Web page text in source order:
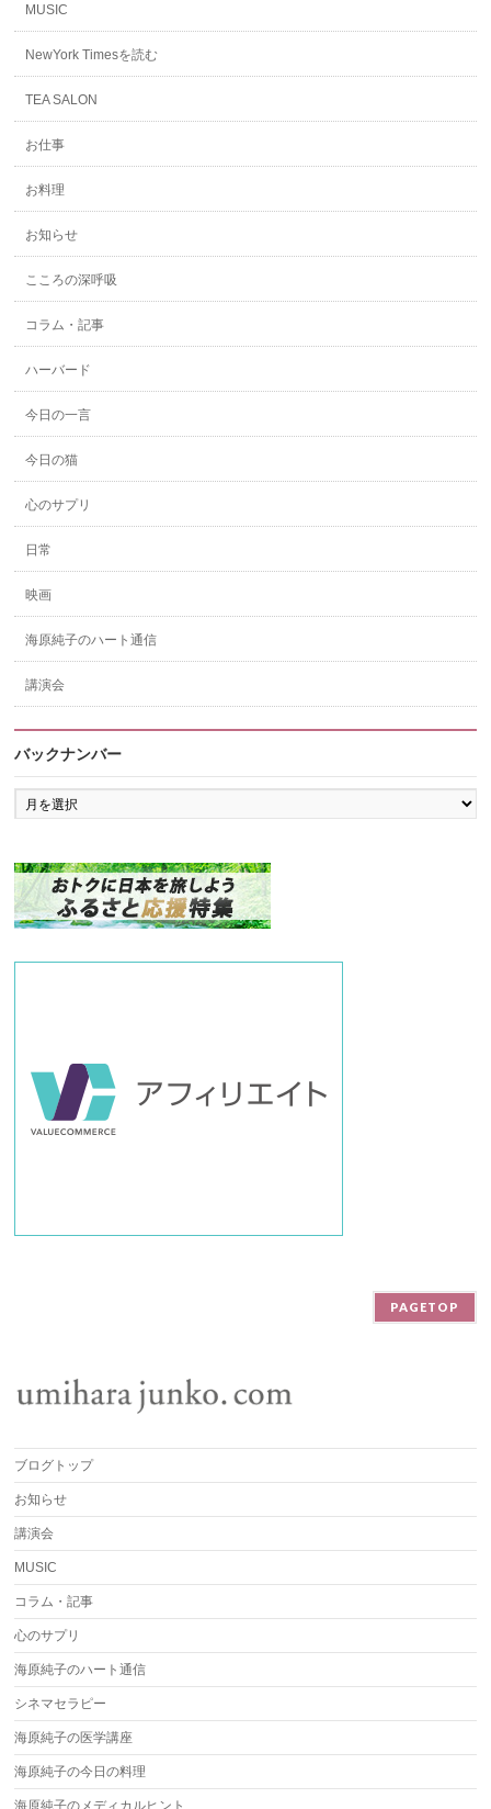
MUSIC
NewYork Timesを読む
TEA SALON
お仕事
お料理
お知らせ
こころの深呼吸
コラム・記事
ハーバード
今日の一言
今日の猫
心のサプリ
日常
映画
海原純子のハート通信
講演会
バックナンバー
バ
ッ
ン
バ
ー
PAGETOP
ブログトップ
お知らせ
講演会
MUSIC
コラム・記事
心のサプリ
海原純子のハート通信
シネマセラピー
海原純子の医学講座
海原純子の今日の料理
海原純子のメディカルヒント